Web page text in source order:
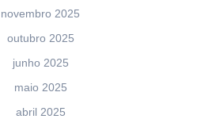
novembro 2025
outubro 2025
junho 2025
maio 2025
abril 2025